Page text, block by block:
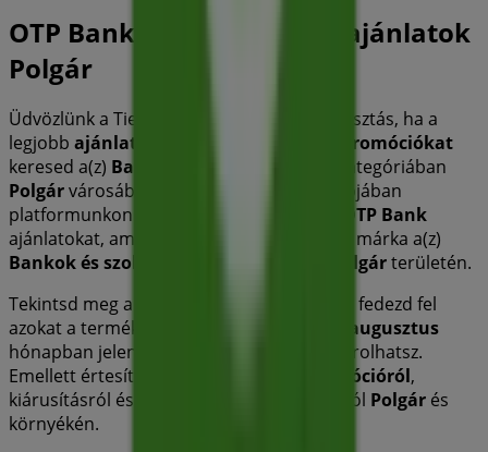
OTP Bank katalógusok és ajánlatok
Polgár
Üdvözlünk a Tiendeo-nál! Ez a legjobb választás, ha a
legjobb ajánlatokat
promóciókat
keresed a(z) Bankok és szolgáltatások
kategóriában
Polgárvárosában.
hónapjában
platformunkon felfedezheted a legújabb
OTP Bank
ajánlatokat, amely az egyik legnépszerűbb márka a(z)
Bankok és szolgáltatások
Polgárterületén.
Tekintsd meg a
katalógusait, és fedezd fel
azokat a termékeket, amelyekkel ebben a
augusztus
hónapban jelentős kedvezményekkel vásárolhatsz.
Emellett értesítünk minden exkluzív
promócióról,
kiárusításról és a legfrissebb újdonságokról Polgár és
környékén.